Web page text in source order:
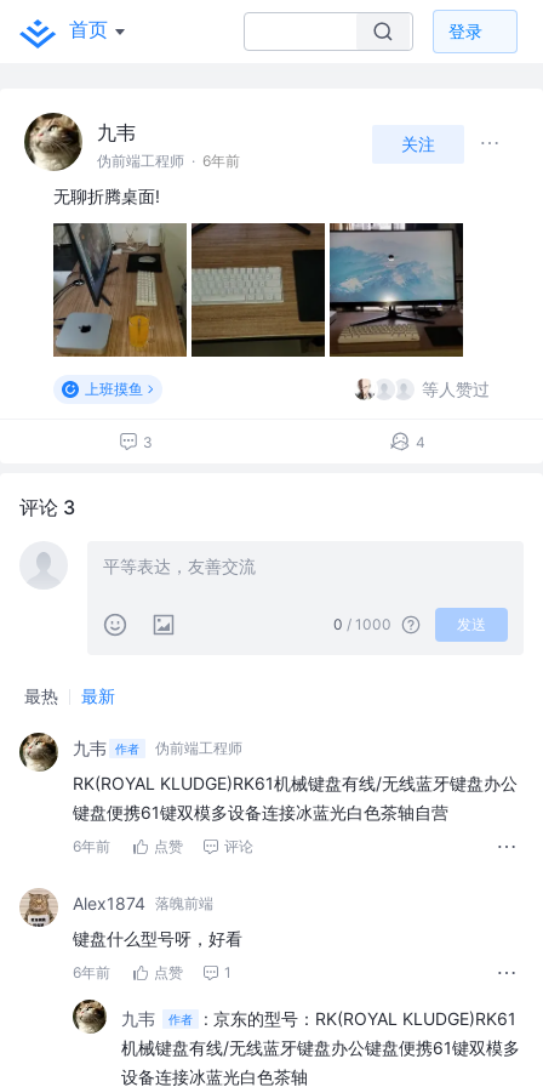
首页 登录
九韦
伪前端工程师 · 6年前
关注
无聊折腾桌面!
上班摸鱼 等人赞过
3 4
评论 3
0 / 1000 发送
最热 最新
九韦 作者 伪前端工程师
RK(ROYAL KLUDGE)RK61机械键盘有线/无线蓝牙键盘办公
键盘便携61键双模多设备连接冰蓝光白色茶轴自营
6年前 点赞 评论
Alex1874 落魄前端
键盘什么型号呀，好看
6年前 点赞 1
九韦 作者 : 京东的型号：RK(ROYAL KLUDGE)RK61
机械键盘有线/无线蓝牙键盘办公键盘便携61键双模多
设备连接冰蓝光白色茶轴